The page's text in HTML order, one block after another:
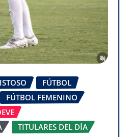
FÚTBOL
FÚTBOL FEMENINO
TITULARES DEL DÍA